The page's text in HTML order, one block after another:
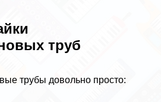
труб
трубы довольно просто: